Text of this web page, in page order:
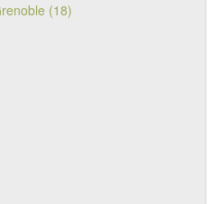
(18)